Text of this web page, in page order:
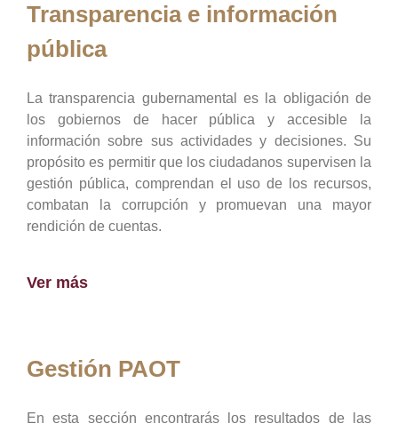
Transparencia e información
pública
La transparencia gubernamental es la obligación de
los gobiernos de hacer pública y accesible la
información sobre sus actividades y decisiones. Su
propósito es permitir que los ciudadanos supervisen la
gestión pública, comprendan el uso de los recursos,
combatan la corrupción y promuevan una mayor
rendición de cuentas.
Ver más
Gestión PAOT
En esta sección encontrarás los resultados de las